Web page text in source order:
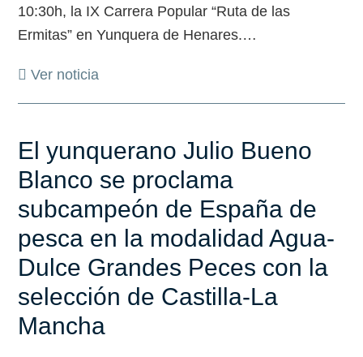
10:30h, la IX Carrera Popular “Ruta de las
Ermitas” en Yunquera de Henares.…
Ver noticia
El yunquerano Julio Bueno
Blanco se proclama
subcampeón de España de
pesca en la modalidad Agua-
Dulce Grandes Peces con la
selección de Castilla-La
Mancha